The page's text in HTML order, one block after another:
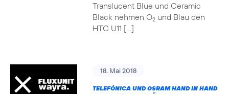
Translucent Blue und Ceramic
Black nehmen O2und Blau den
HTC U11 […]
18. Mai 2018
TELEFÓNICA UND OSRAM HAND IN HAND